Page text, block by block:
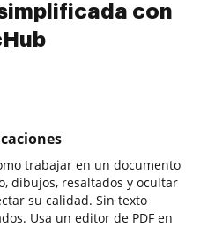
con
trabajar en un documento
dibujos, resaltados y ocultar
su calidad. Sin texto
Usa un editor de PDF en